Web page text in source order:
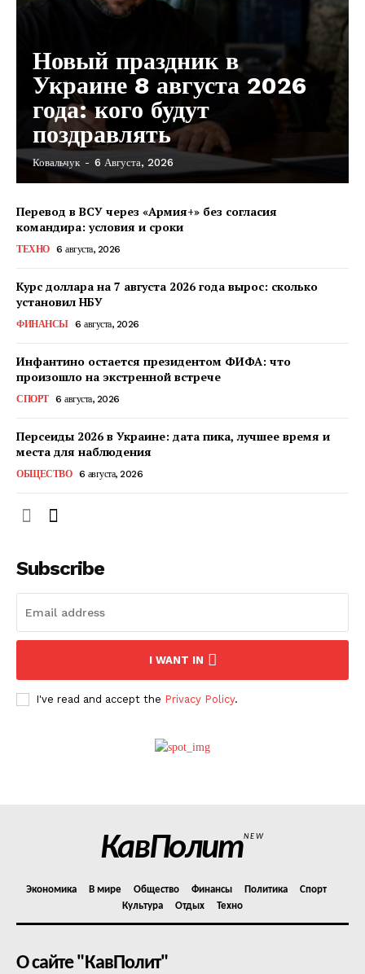
КавПолит
О нас
Политика конфиденциальности
Новый праздник в
Украине 8 августа 2026
года: кого будут
поздравлять
Ковальчук - 6 Августа, 2026
Перевод в ВСУ через «Армия+» без согласия
командира: условия и сроки
ТЕХНО 6 августа, 2026
Курс доллара на 7 августа 2026 года вырос: сколько
установил НБУ
ФИНАНСЫ 6 августа, 2026
Инфантино остается президентом ФИФА: что
произошло на экстренной встрече
СПОРТ 6 августа, 2026
Персеиды 2026 в Украине: дата пика, лучшее время и
места для наблюдения
ОБЩЕСТВО 6 августа, 2026
Subscribe
I WANT IN
I've read and accept the Privacy Policy.
КавПолитNEW
Экономика В мире Общество Финансы Политика
Спорт
Культура
Отдых Техно
О сайте "КавПолит"